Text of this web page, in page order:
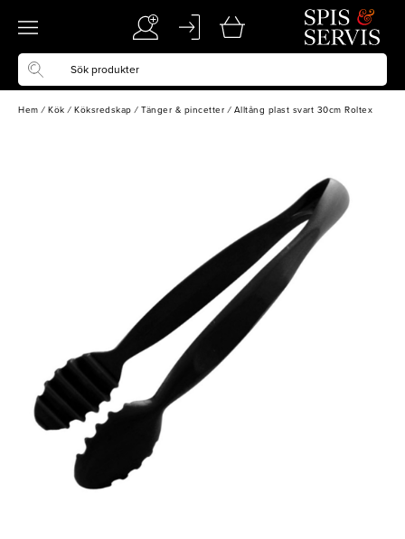
Hem / Kök / Köksredskap / Tänger & pincetter / Alltång plast svart 30cm Roltex